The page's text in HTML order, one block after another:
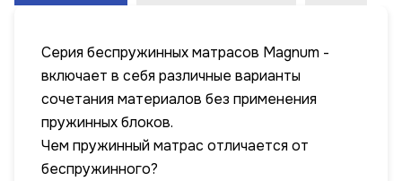
Серия беспружинных матрасов Magnum -
включает в себя различные варианты
сочетания материалов без применения
пружинных блоков.
Чем пружинный матрас отличается от
беспружинного?